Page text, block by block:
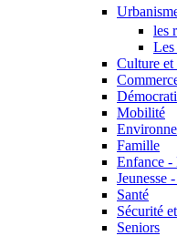
les
Les
Culture et
Mobilité
Famille
Enfance -
Jeunesse
Santé
Sécurité
Seniors